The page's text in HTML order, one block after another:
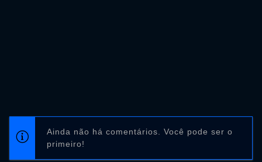
Ainda não há comentários. Você pode ser o
primeiro!